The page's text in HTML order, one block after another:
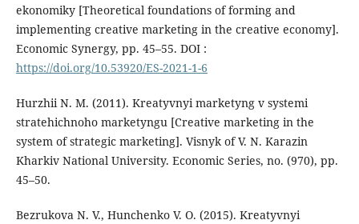
ekonomiky [Theoretical foundations of forming and
implementing creative marketing in the creative economy].
Economic Synergy, pp. 45–55. DOI :
https://doi.org/10.53920/ES-2021-1-6
Hurzhii N. M. (2011). Kreatyvnyi marketyng v systemi
stratehichnoho marketyngu [Creative marketing in the
system of strategic marketing]. Visnyk of V. N. Karazin
Kharkiv National University. Economic Series, no. (970), pp.
45–50.
Bezrukova N. V., Hunchenko V. O. (2015). Kreatyvnyi